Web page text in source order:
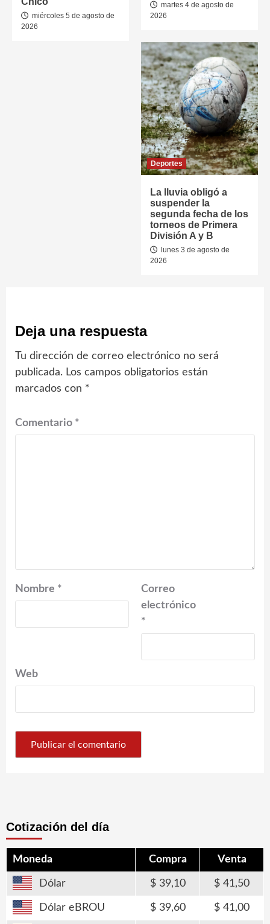
miércoles 5 de agosto de
2026
martes 4 de agosto de
2026
Deportes
La lluvia obligó a
suspender la
segunda fecha de los
torneos de Primera
División A y B
lunes 3 de agosto de
2026
Deja una respuesta
Tu dirección de correo electrónico no será
publicada. Los campos obligatorios están
marcados con *
Comentario *
Nombre *
Correo
electrónico
*
Web
Cotización del día
Moneda Compra Venta
Dólar 39,10 41,50
Dólar eBROU 39,60 41,00